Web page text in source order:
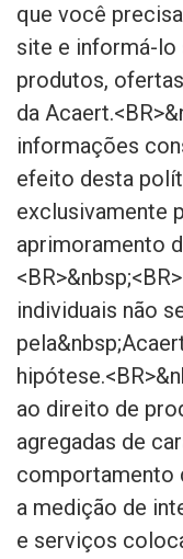
que você
site e informá-lo
produtos,
da
informações
efeito desta
exclusivamente
aprimoramento
individuais não
ao direito de
agregadas de
comportamento
a medição de
e serviços